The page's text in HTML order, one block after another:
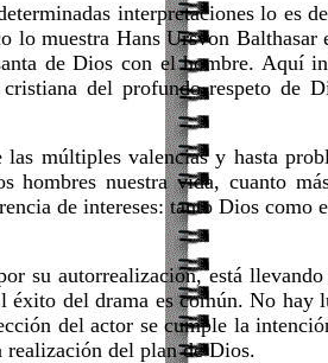
interpretaciones lo es
lo muestra Hans Ursvon Balthasar
de Dios con el hombre. Aquí
del profundo respeto de
múltiples valencias y hasta
nuestra vida, cuanto
de intereses: tanto Dios como
su autorrealización, está llevando
del drama es común. No hay
del actor se cumple la
del plan de Dios.